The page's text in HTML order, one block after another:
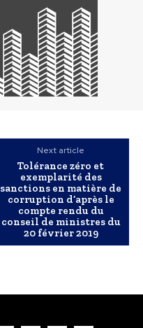
Next article
Tolérance zéro et
exemplarité des
sanctions en matière de
corruption d’après le
compte rendu du
conseil de ministres du
20 février 2019